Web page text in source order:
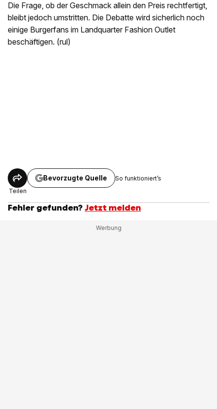
Die Frage, ob der Geschmack allein den Preis rechtfertigt,
bleibt jedoch umstritten. Die Debatte wird sicherlich noch
einige Burgerfans im Landquarter Fashion Outlet
beschäftigen. (rul)
Teilen
Bevorzugte Quelle So funktioniert’s
Fehler gefunden? Jetzt melden